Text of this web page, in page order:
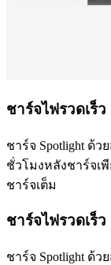
ชาร์จไฟรวดเร็ว
ชาร์จ Spotlight ด้
ชั่วโมงหลังชาร์จเ
ชาร์จเต็ม
ชาร์จไฟรวดเร็ว
ชาร์จ Spotlight ด้